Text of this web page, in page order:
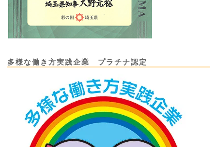
多様な働き方実践企業 プラチナ認定